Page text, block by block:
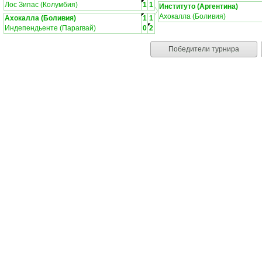
Лос Зипас (Колумбия)
1 1
Ахокалла (Боливия)
1 1
Индепендьенте (Парагвай)
0 2
Институто (Аргентина)
Ахокалла (Боливия)
Победители турнира